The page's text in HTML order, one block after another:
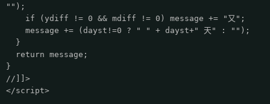
"");
if (ydiff != 0 && mdiff != 0) message += "又";
message += (dayst!=0 ? " " + dayst+" 天" : "");
}
return message;
}
//]]>
</script>